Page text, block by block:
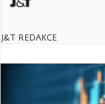
J&T REDAKCE